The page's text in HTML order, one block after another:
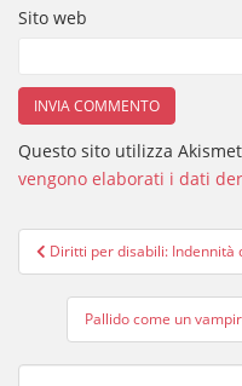
Sito web
Questo sito utilizza
vengono elaborati i dati
Navigazione
articoli
Diritti per disabili: Indennità
Pallido come un